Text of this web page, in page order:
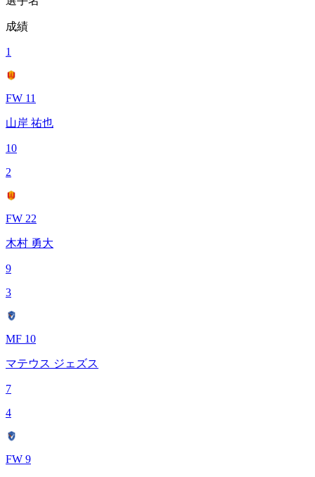
成績
1
FW 11
山岸 祐也
10
2
FW 22
木村 勇大
9
3
MF 10
マテウス ジェズス
7
4
FW 9